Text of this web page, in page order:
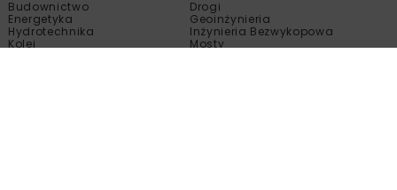
Budownictwo
Drogi
Energetyka
Geoinżynieria
Hydrotechnika
Inżynieria Bezwykopowa
Kolej
Mosty